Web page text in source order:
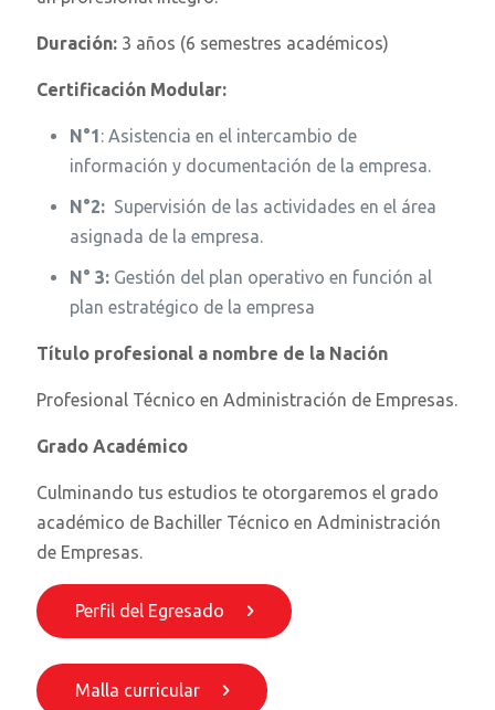
Duración: 3 años (6 semestres académicos)
Certificación Modular:
N°1: Asistencia en el intercambio de
información y documentación de la empresa.
N°2: Supervisión de las actividades en el área
asignada de la empresa.
N° 3: Gestión del plan operativo en función al
plan estratégico de la empresa
Título profesional a nombre de la Nación
Profesional Técnico en Administración de Empresas.
Grado Académico
Culminando tus estudios te otorgaremos el grado
académico de Bachiller Técnico en Administración
de Empresas.
Perfil del Egresado
Malla curricular